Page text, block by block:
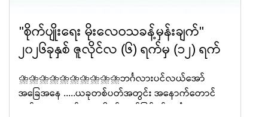
"စိုက်ပျိုးရေး မိုးလေဝသခန့်မှန်းချက်"
၂၀၂၆ခုနှစ် ဇူလိုင်လ (၆) ရက်မှ (၁၂) ရက်
⛈️⛈️⛈️⛈️⛈️⛈️⛈️⛈️⛈️⛈️ဘင်္ဂလားပင်လယ်အော်
အခြေအနေ .....ယခုတစ်ပတ်အတွင်း အနောက်တောင်